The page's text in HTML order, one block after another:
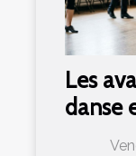
Les
danse